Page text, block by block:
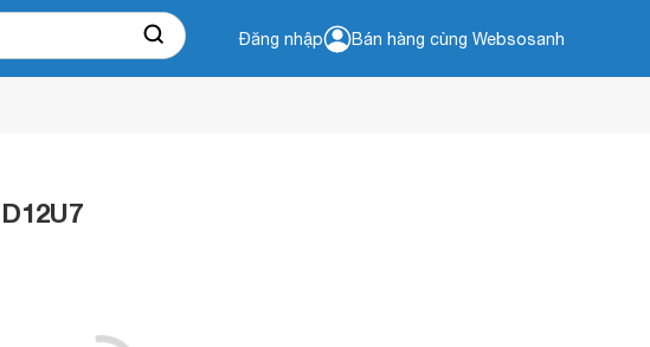
Đăng nhập Bán hàng cùng Websosanh